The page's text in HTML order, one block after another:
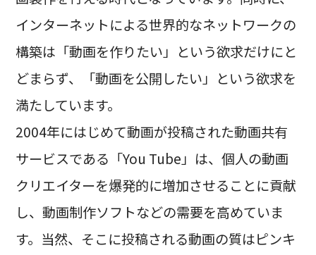
インターネットによる世界的なネットワークの
構築は「動画を作りたい」という欲求だけにと
どまらず、「動画を公開したい」という欲求を
満たしています。
2004年にはじめて動画が投稿された動画共有
サービスである「You Tube」は、個人の動画
クリエイターを爆発的に増加させることに貢献
し、動画制作ソフトなどの需要を高めていま
す。当然、そこに投稿される動画の質はピンキ